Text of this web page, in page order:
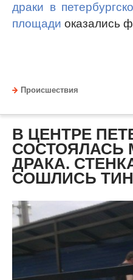
драки в
площади оказались
Происшествия
В ЦЕНТРЕ
СОСТОЯЛАСЬ
ДРАКА.
СОШЛИСЬ